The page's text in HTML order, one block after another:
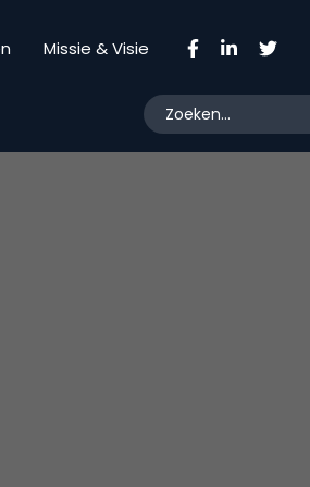
Missie & Visie